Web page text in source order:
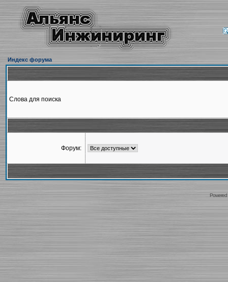
Индекс форума
Слова для поиска
Форум: